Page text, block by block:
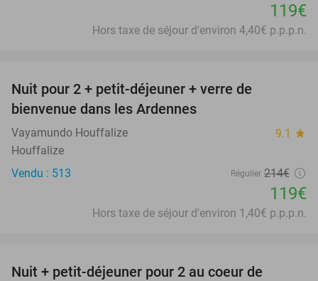
119€
Hors taxe de séjour d'environ 4,40€ p.p.p.n.
Nuit pour 2 + petit-déjeuner + verre de
bienvenue dans les Ardennes
Vayamundo Houffalize 9.1 star
Houffalize
Vendu : 513
Régulier 214€
119€
Hors taxe de séjour d'environ 1,40€ p.p.p.n.
Nuit + petit-déjeuner pour 2 au coeur de